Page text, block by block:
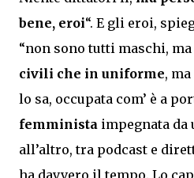
bene, eroi“. E gli eroi,
“non sono tutti maschi, ma
civili che in uniforme,
lo sa, occupata com’ è a
femminista impegnata da
all’altro, tra podcast e
ha davvero il tempo. Lo